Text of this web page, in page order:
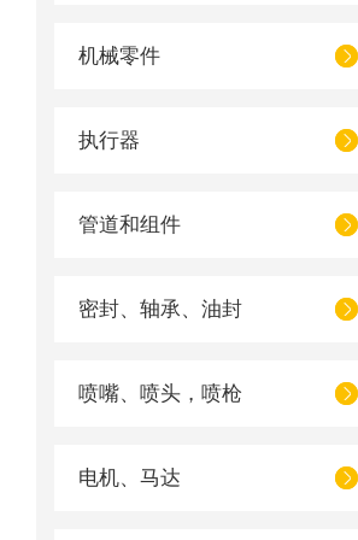
机械零件
执行器
管道和组件
密封、轴承、油封
喷嘴、喷头，喷枪
电机、马达